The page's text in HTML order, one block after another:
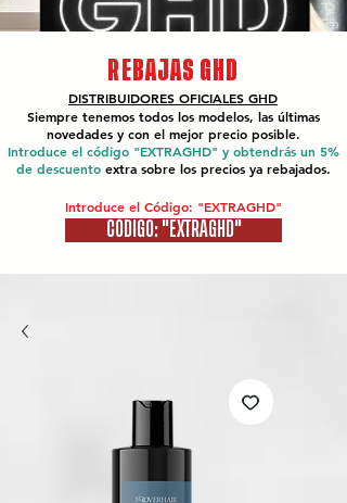
REBAJAS GHD
DISTRIBUIDORES OFICIALES GHD
Siempre tenemos todos los modelos, las últimas
novedades y con el mejor precio posible.
Introduce el código "EXTRAGHD" y obtendrás un 5%
de descuento extra sobre los precios ya rebajados.
Introduce el Código: "EXTRAGHD"
CÓDIGO: "EXTRAGHD"